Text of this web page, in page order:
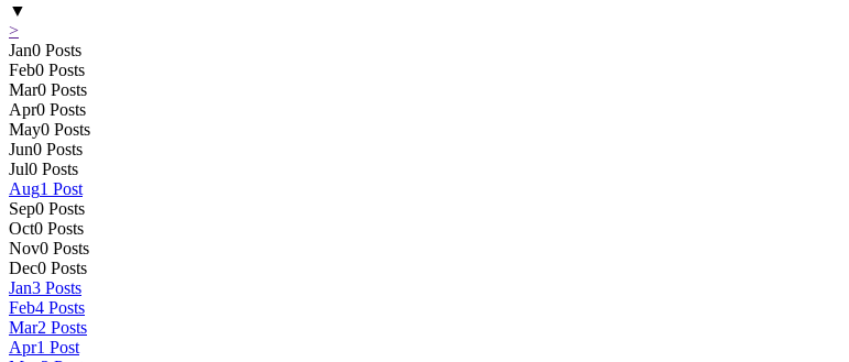
▼
>
Jan0 Posts
Feb0 Posts
Mar0 Posts
Apr0 Posts
May0 Posts
Jun0 Posts
Jul0 Posts
Aug1 Post
Sep0 Posts
Oct0 Posts
Nov0 Posts
Dec0 Posts
Jan3 Posts
Feb4 Posts
Mar2 Posts
Apr1 Post